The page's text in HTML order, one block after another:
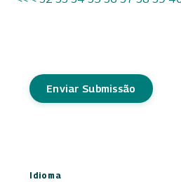
Enviar Submissão
Idioma